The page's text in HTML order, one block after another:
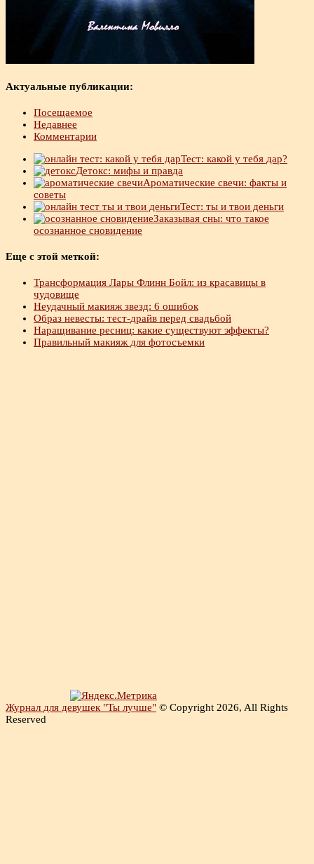
Актуальные публикации:
Посещаемое
Недавнее
Комментарии
Тест: какой у тебя дар?
Детокс: мифы и правда
Ароматические свечи: факты и
советы
Тест: ты и твои деньги
Заказывая сны: что такое
осознанное сновидение
Еще с этой меткой:
Трансформация Лары Флинн Бойл: из красавицы в
чудовище
Неудачный макияж звезд: 6 ошибок
Образ невесты: тест-драйв перед свадьбой
Наращивание ресниц: какие существуют эффекты?
Правильный макияж для фотосъемки
Журнал для девушек "Ты лучше" © Copyright 2026, All Rights
Reserved